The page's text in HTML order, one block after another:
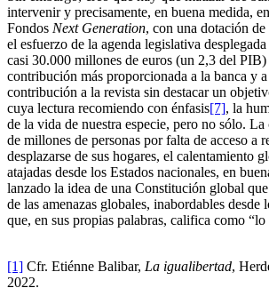
intervenir y precisamente, en buena medida,
Fondos Next Generation, con una dotación
el esfuerzo de la agenda legislativa
casi 30.000 millones de euros (un 2,3 del
contribución más proporcionada a la banca y
contribución a la revista sin destacar un
cuya lectura recomiendo con énfasis[7], la
de la vida de nuestra especie, pero no sólo.
de millones de personas por falta de acceso a
desplazarse de sus hogares, el calentamiento
atajadas desde los Estados nacionales, en
lanzado la idea de una Constitución global
de las amenazas globales, inabordables
que, en sus propias palabras, califica como
[1] Cfr. Etiénne Balibar, La igualibertad,
2022.